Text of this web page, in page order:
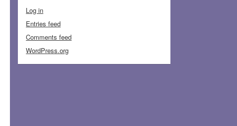
Log in
Entries feed
Comments feed
WordPress.org